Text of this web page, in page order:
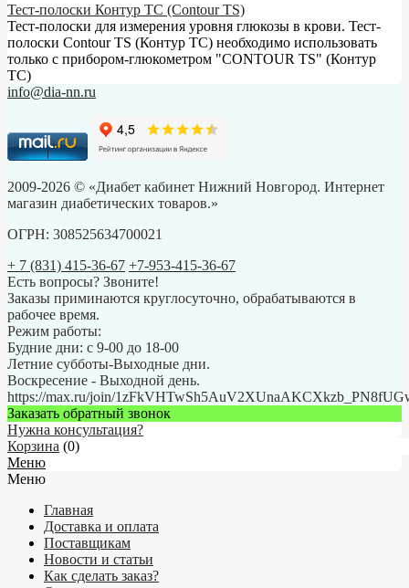
Тест-полоски Контур ТС (Contour TS)
Тест-полоски для измерения уровня глюкозы в крови. Тест-
полоски Contour TS (Контур ТС) необходимо использовать
только с прибором-глюкометром "CONTOUR TS" (Контур
ТС)
info@dia-nn.ru
2009-2026 © «Диабет кабинет Нижний Новгород. Интернет
магазин диабетических товаров.»
ОГРН: 308525634700021
+ 7 (831) 415-36-67 +7-953-415-36-67
Есть вопросы? Звоните!
Заказы приминаются круглосуточно, обрабатываются в
рабочее время.
Режим работы:
Будние дни: с 9-00 до 18-00
Летние субботы-Выходные дни.
Воскресение - Выходной день.
https://max.ru/join/
Заказать обратный звонок
Нужна консультация?
Корзина (0)
Меню
Меню
Главная
Доставка и оплата
Поставщикам
Новости и статьи
Как сделать заказ?